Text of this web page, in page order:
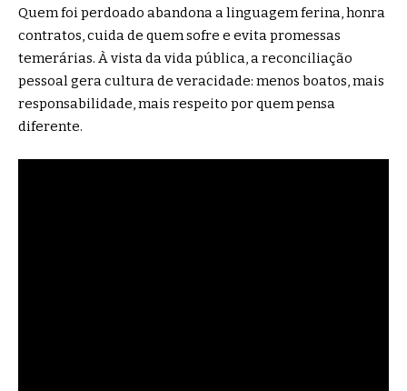
Quem foi perdoado abandona a linguagem ferina, honra
contratos, cuida de quem sofre e evita promessas
temerárias. À vista da vida pública, a reconciliação
pessoal gera cultura de veracidade: menos boatos, mais
responsabilidade, mais respeito por quem pensa
diferente.